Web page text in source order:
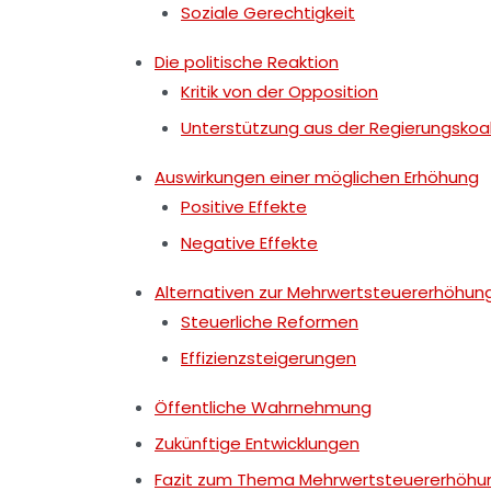
Soziale Gerechtigkeit
Die politische Reaktion
Kritik von der Opposition
Unterstützung aus der
Auswirkungen einer möglichen Erhöhung
Positive Effekte
Negative Effekte
Alternativen zur
Steuerliche Reformen
Effizienzsteigerungen
Öffentliche Wahrnehmung
Zukünftige Entwicklungen
Fazit zum Thema